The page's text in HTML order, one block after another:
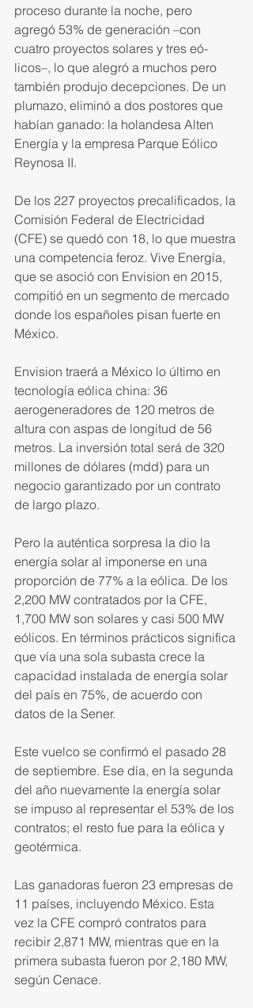
proceso durante la noche, pero
agregó 53% de generación –con
cuatro proyectos solares y tres eó­
licos–, lo que alegró a muchos pero
también produjo decepciones. De un
plumazo, eliminó a dos postores que
habían ganado: la holandesa Alten
Energía y la empresa Parque Eólico
Reynosa II.
De los 227 proyectos precali­ficados, la
Comisión Federal de Electricidad
(CFE) se quedó con 18, lo que muestra
una competencia feroz. Vive Energía,
que se asoció con Envision en 2015,
compitió en un segmento de mercado
donde los españoles pisan fuerte en
México.
Envision traerá a México lo último en
tecnología eólica china: 36
aerogeneradores de 120 metros de
altura con aspas de longitud de 56
metros. La inversión total será de 320
millones de dólares (mdd) para un
negocio garantizado por un contrato
de largo plazo.
Pero la auténtica sorpresa la dio la
energía solar al imponerse en una
proporción de 77% a la eólica. De los
2,200 MW contratados por la CFE,
1,700 MW son solares y casi 500 MW
eólicos. En términos prácticos significa
que vía una sola subasta crece la
capacidad instala­da de energía solar
del país en 75%, de acuerdo con
datos de la Sener.
Este vuelco se confirmó el pasado 28
de septiembre. Ese día, en la segunda
del año nuevamen­te la energía solar
se impuso al representar el 53% de los
contra­tos; el resto fue para la eólica y
geotérmica.
Las ganadoras fueron 23 empre­sas de
11 países, incluyendo Méxi­co. Esta
vez la CFE compró contra­tos para
recibir 2,871 MW, mientras que en la
primera subasta fueron por 2,180 MW,
según Cenace.